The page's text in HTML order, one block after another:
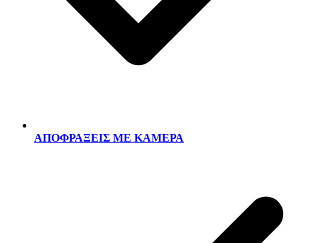
ΑΠΟΦΡΑΞΕΙΣ ΜΕ ΚΑΜΕΡΑ